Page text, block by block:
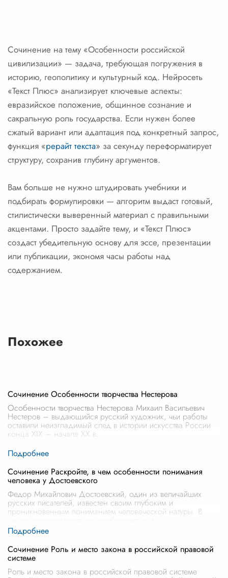
Сочинение на тему «Особенности российской
цивилизации» — задача, требующая погружения в
историю, геополитику и культурный код. Нейросеть
«Текст Плюс» анализирует ключевые аспекты:
евразийское положение, общинное сознание и
сакральную роль государства. Если нужен более
сжатый вариант или адаптация под конкретный запрос,
функция «рерайт текста» за секунду переформатирует
структуру, сохранив глубину аргументов.
Вам больше не нужно штудировать учебники и
подбирать формулировки — алгоритм выдаст готовый,
стилистически выверенный материал с правильными
акцентами. Просто задайте тему, и «Текст Плюс»
создаст убедительную основу для эссе, презентации
или публикации, экономя часы работы над
содержанием.
Похожее
Сочинение Особенности творчества Нестерова
Особенности творчества Нестерова Михаил Васильевич
Нестеров – выдающийся русский художник, чьи работы
оставили неизгладимый след в истории искусства России
конца XIX – начала XX в
Сочинение Раскройте, в чем особенности понимания
человека у Достоевского
Федор Михайлович Достоевский, один из величайших
русских писателей, известен своим глубоким и
проникновенным пониманием человеческой натуры. В
Сочинение Роль и место закона в российской правовой
системе
Роль и место закона в российской правовой системе